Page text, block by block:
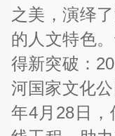
之美，演绎
的人文特色
得新突破：
河国家文化
年4月28日